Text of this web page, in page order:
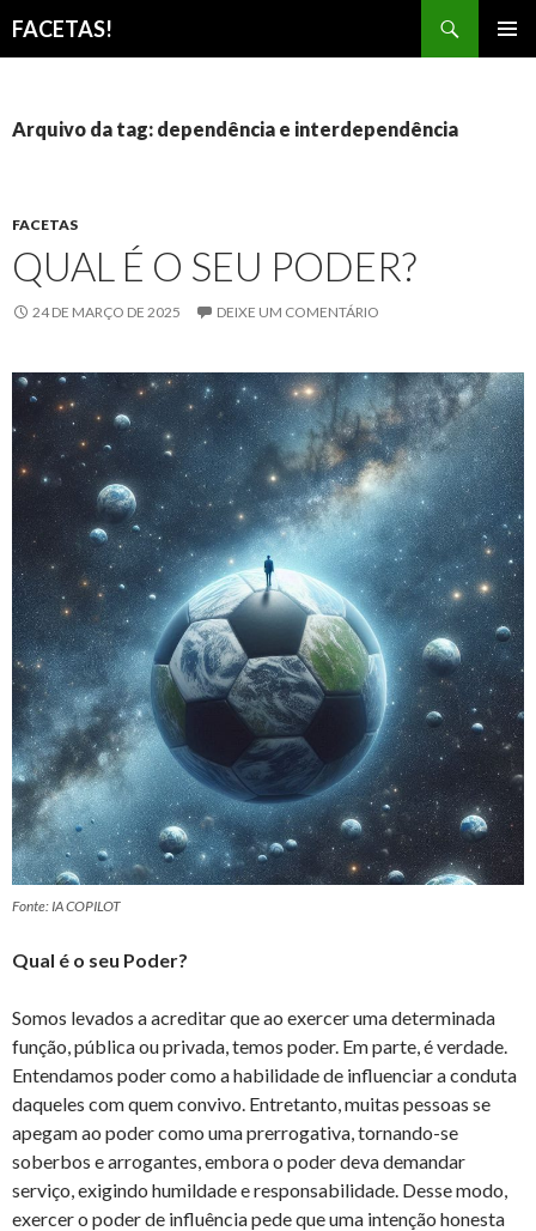
FACETAS!
CONTEÚDO
Arquivo da tag: dependência e interdependência
FACETAS
QUAL É O SEU PODER?
24 DE MARÇO DE 2025 DEIXE UM COMENTÁRIO
Fonte: IA COPILOT
Qual é o seu Poder?
Somos levados a acreditar que ao exercer uma determinada
função, pública ou privada, temos poder. Em parte, é verdade.
Entendamos poder como a habilidade de influenciar a conduta
daqueles com quem convivo. Entretanto, muitas pessoas se
apegam ao poder como uma prerrogativa, tornando-se
soberbos e arrogantes, embora o poder deva demandar
serviço, exigindo humildade e responsabilidade. Desse modo,
exercer o poder de influência pede que uma intenção honesta